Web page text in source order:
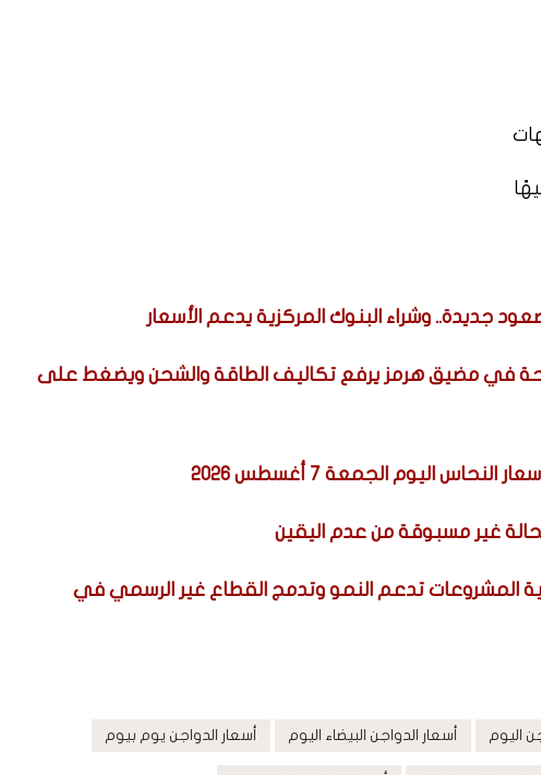
جديدة.. وشراء البنوك المركزية يدعم الأسعار
في مضيق هرمز يرفع تكاليف الطاقة والشحن ويضغط على
غير مسبوقة من عدم اليقين
المشروعات تدعم النمو وتدمج القطاع غير الرسمي في
اليوم أسعار الدواجن البيضاء اليوم أسعار الدواجن يوم بيوم